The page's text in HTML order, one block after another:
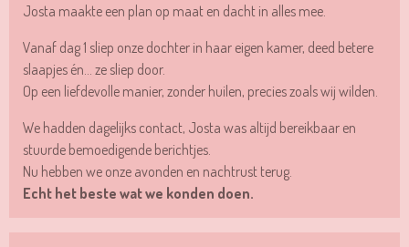
Josta maakte een plan op maat en dacht in alles mee.
Vanaf dag 1 sliep onze dochter in haar eigen kamer, deed betere
slaapjes én… ze sliep door.
Op een liefdevolle manier, zonder huilen, precies zoals wij wilden.
We hadden dagelijks contact, Josta was altijd bereikbaar en
stuurde bemoedigende berichtjes.
Nu hebben we onze avonden en nachtrust terug.
Echt het beste wat we konden doen.